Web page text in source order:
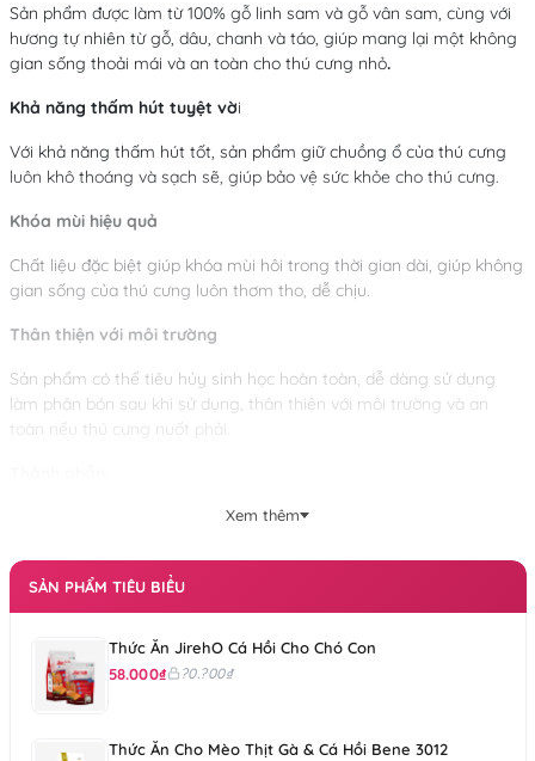
Sản phẩm được làm từ 100% gỗ linh sam và gỗ vân sam, cùng với
hương tự nhiên từ gỗ, dâu, chanh và táo, giúp mang lại một không
gian sống thoải mái và an toàn cho thú cưng nhỏ.
Khả năng thấm hút tuyệt vời
Với khả năng thấm hút tốt, sản phẩm giữ chuồng ổ của thú cưng
luôn khô thoáng và sạch sẽ, giúp bảo vệ sức khỏe cho thú cưng.
Khóa mùi hiệu quả
Chất liệu đặc biệt giúp khóa mùi hôi trong thời gian dài, giúp không
gian sống của thú cưng luôn thơm tho, dễ chịu.
Thân thiện với môi trường
Sản phẩm có thể tiêu hủy sinh học hoàn toàn, dễ dàng sử dụng
làm phân bón sau khi sử dụng, thân thiện với môi trường và an
toàn nếu thú cưng nuốt phải.
100% gỗ linh sam và vân samXem thêm
SẢN PHẨM TIÊU BIỂU
Thức Ăn JirehO Cá Hồi Cho Chó Con
58.000₫
?0.?00₫
Thức Ăn Cho Mèo Thịt Gà & Cá Hồi Bene 3012